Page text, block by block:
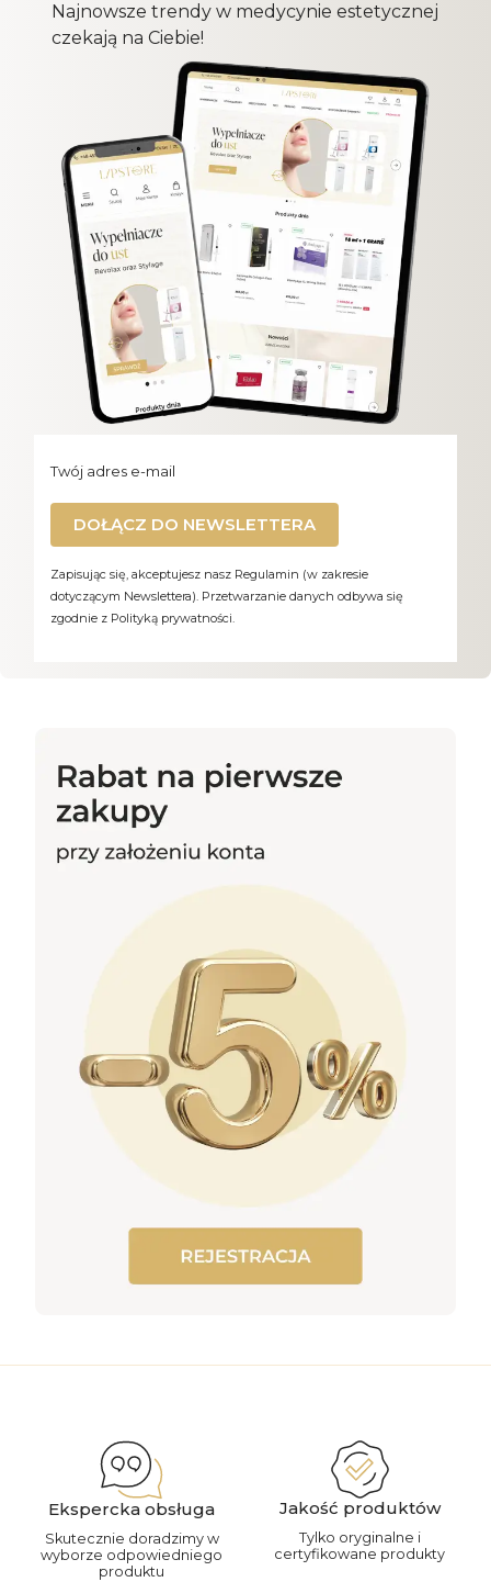
Najnowsze trendy w medycynie estetycznej
czekają na Ciebie!
Twój adres e-mail
DOŁĄCZ DO NEWSLETTERA
Zapisując się, akceptujesz nasz Regulamin (w zakresie
dotyczącym Newslettera). Przetwarzanie danych odbywa się
zgodnie z Polityką prywatności.
Ekspercka obsługa
Skutecznie doradzimy w
wyborze odpowiedniego
produktu
Jakość produktów
Tylko oryginalne i
certyfikowane produkty